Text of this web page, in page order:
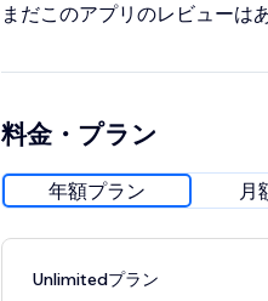
まだこのアプリのレビューは
料金・プラン
年額プラン 月
Unlimitedプラン